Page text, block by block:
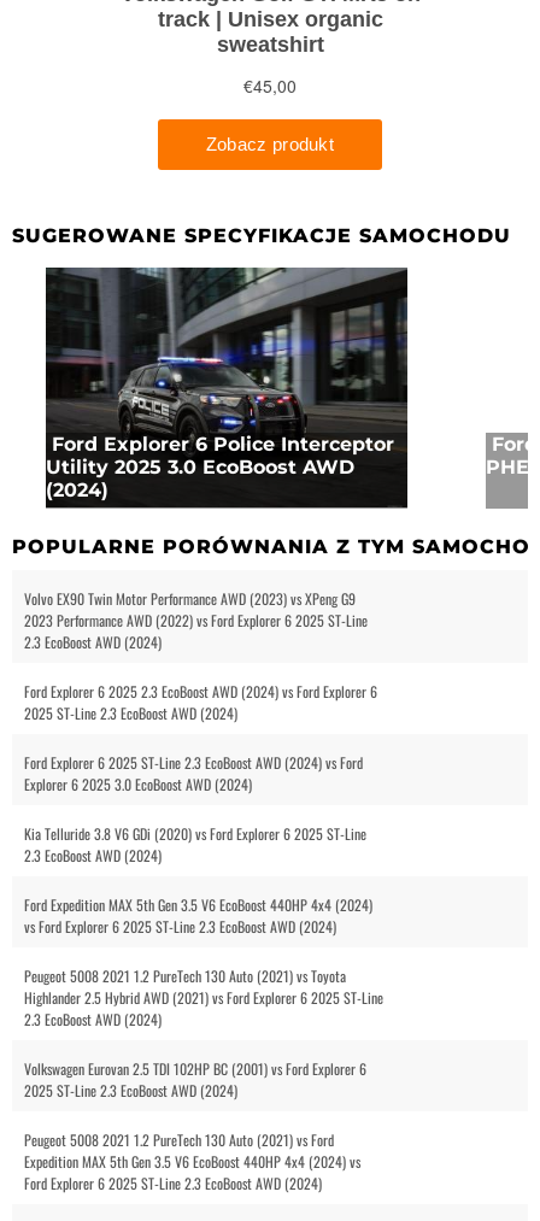
SUGEROWANE SPECYFIKACJE SAMOCHODU
Ford Explorer 6 Police Interceptor
Utility 2025 3.0 EcoBoost AWD
(2024)
POPULARNE PORÓWNANIA Z TYM
Volvo EX90 Twin Motor Performance AWD (2023) vs XPeng G9
2023 Performance AWD (2022) vs Ford Explorer 6 2025 ST-Line
2.3 EcoBoost AWD (2024)
Ford Explorer 6 2025 2.3 EcoBoost AWD (2024) vs Ford Explorer 6
2025 ST-Line 2.3 EcoBoost AWD (2024)
Ford Explorer 6 2025 ST-Line 2.3 EcoBoost AWD (2024) vs Ford
Explorer 6 2025 3.0 EcoBoost AWD (2024)
Kia Telluride 3.8 V6 GDi (2020) vs Ford Explorer 6 2025 ST-Line
2.3 EcoBoost AWD (2024)
Ford Expedition MAX 5th Gen 3.5 V6 EcoBoost 440HP 4x4 (2024)
vs Ford Explorer 6 2025 ST-Line 2.3 EcoBoost AWD (2024)
Peugeot 5008 2021 1.2 PureTech 130 Auto (2021) vs Toyota
Highlander 2.5 Hybrid AWD (2021) vs Ford Explorer 6 2025 ST-Line
2.3 EcoBoost AWD (2024)
Volkswagen Eurovan 2.5 TDI 102HP BC (2001) vs Ford Explorer 6
2025 ST-Line 2.3 EcoBoost AWD (2024)
Peugeot 5008 2021 1.2 PureTech 130 Auto (2021) vs Ford
Expedition MAX 5th Gen 3.5 V6 EcoBoost 440HP 4x4 (2024) vs
Ford Explorer 6 2025 ST-Line 2.3 EcoBoost AWD (2024)